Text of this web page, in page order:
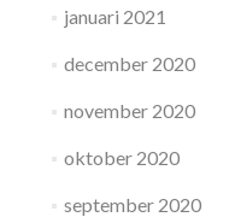
januari 2021
december 2020
november 2020
oktober 2020
september 2020